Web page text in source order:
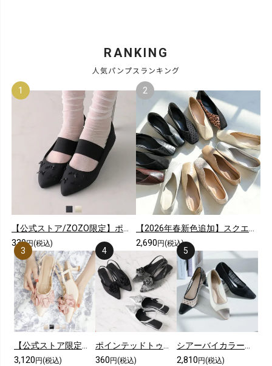
RANKING
人気パンプスランキング
339円(税込) 2,690円(税込)
3,120円(税込) 360円(税込) 2,810円(税込)